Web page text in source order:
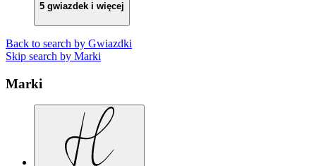
5 gwiazdek i więcej
Back to search by Gwiazdki
Skip search by Marki
Marki